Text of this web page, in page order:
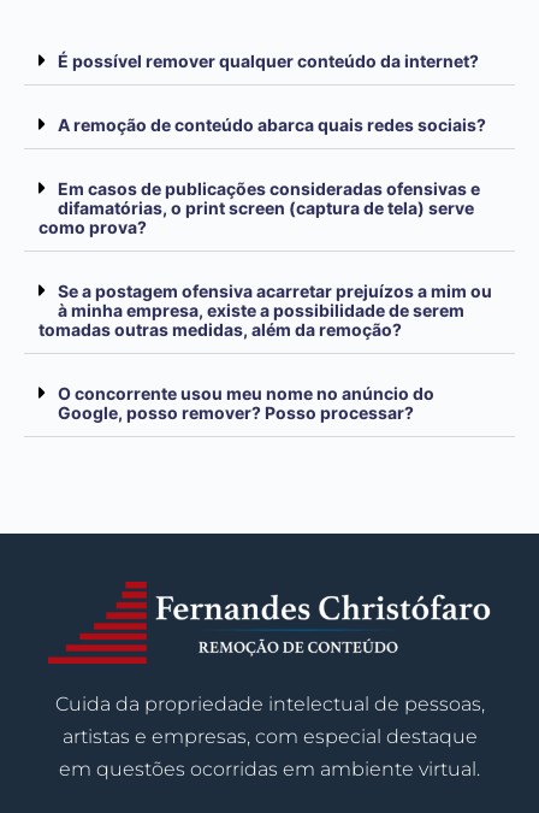
É possível remover qualquer conteúdo da internet?
A remoção de conteúdo abarca quais redes sociais?
Em casos de publicações consideradas ofensivas e
difamatórias, o print screen (captura de tela) serve
como prova?
Se a postagem ofensiva acarretar prejuízos a mim ou
à minha empresa, existe a possibilidade de serem
tomadas outras medidas, além da remoção?
O concorrente usou meu nome no anúncio do
Google, posso remover? Posso processar?
Cuida da propriedade intelectual de pessoas,
artistas e empresas, com especial destaque
em questões ocorridas em ambiente virtual.